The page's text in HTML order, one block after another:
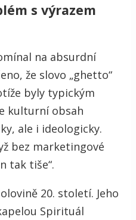
s výrazem
na absurdní
že slovo „ghetto“
byly typickým
kulturní obsah
ale i ideologicky.
bez marketingové
tak tiše“.
20. století. Jeho
Spirituál